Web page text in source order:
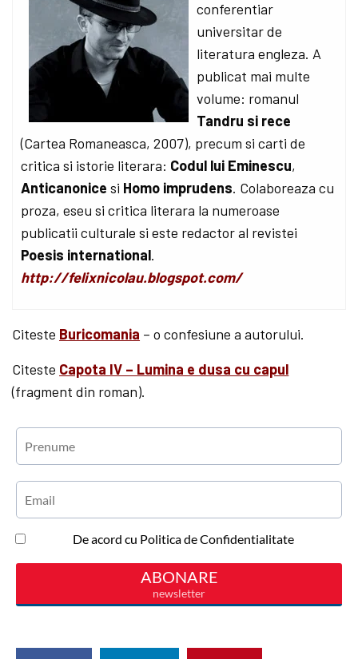
conferentiar
universitar de
literatura engleza. A
publicat mai multe
volume: romanul
Tandru si rece
(Cartea Romaneasca, 2007), precum si carti de
critica si istorie literara: Codul lui Eminescu,
Anticanonicesi Homo imprudens. Colaboreaza cu
proza, eseu si critica literara la numeroase
publicatii culturale si este redactor al revistei
Poesis international.
http://felixnicolau.blogspot.com/
Citeste Buricomania – o confesiune a autorului.
Citeste Capota IV – Lumina e dusa cu capul
(fragment din roman).